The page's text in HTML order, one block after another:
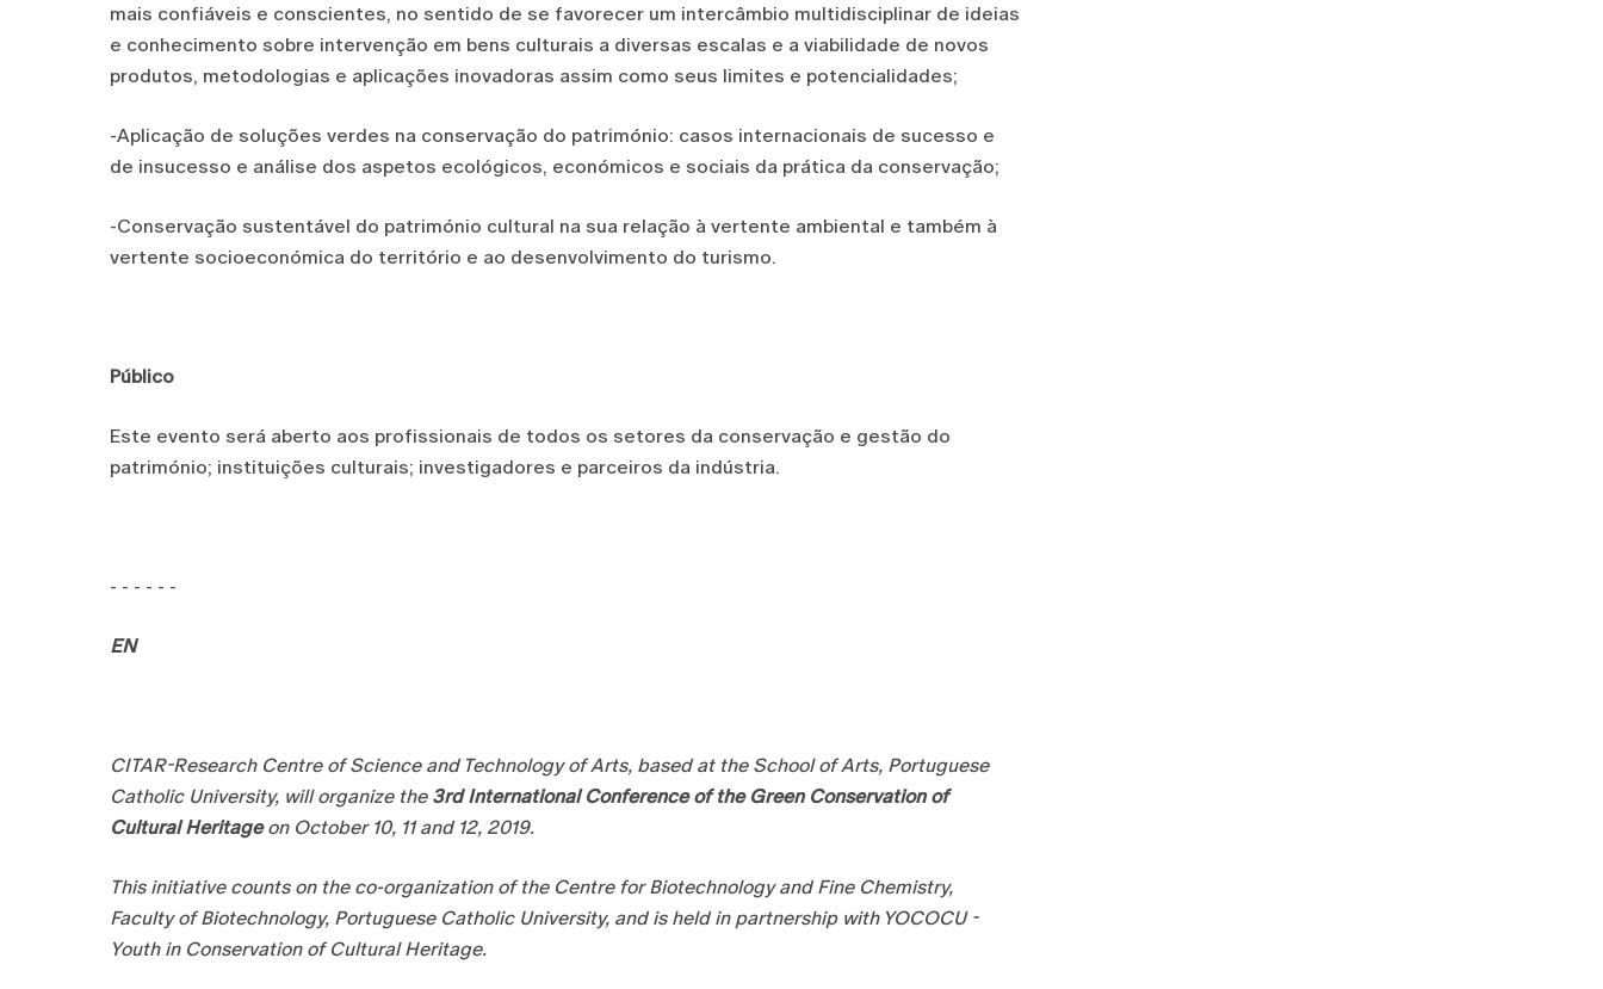
mais confiáveis e conscientes, no sentido de se favorecer um intercâmbio multidisciplinar de ideias
e conhecimento sobre intervenção em bens culturais a diversas escalas e a viabilidade de novos
produtos, metodologias e aplicações inovadoras assim como seus limites e potencialidades;
-Aplicação de soluções verdes na conservação do património: casos internacionais de sucesso e
de insucesso e análise dos aspetos ecológicos, económicos e sociais da prática da conservação;
-Conservação sustentável do património cultural na sua relação à vertente ambiental e também à
vertente socioeconómica do território e ao desenvolvimento do turismo.
Público
Este evento será aberto aos profissionais de todos os setores da conservação e gestão do
património; instituições culturais; investigadores e parceiros da indústria.
- - - - - -
EN
CITAR-Research Centre of Science and Technology of Arts, based at the School of Arts, Portuguese
Catholic University, will organize the3rd International Conference of the Green Conservation of
Cultural Heritageon October 10, 11 and 12, 2019.
This initiative counts on the co-organization of the Centre for Biotechnology and Fine Chemistry,
Faculty of Biotechnology, Portuguese Catholic University, and is held in partnership with YOCOCU -
Youth in Conservation of Cultural Heritage.